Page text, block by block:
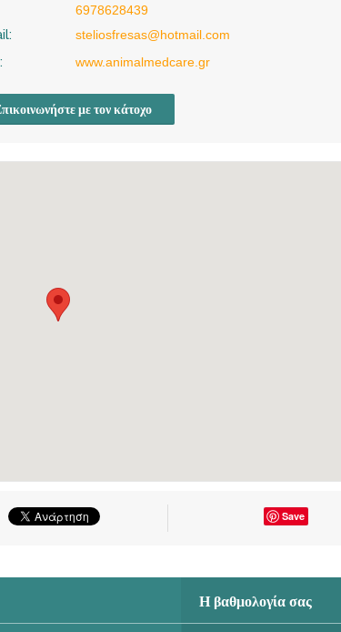
6978628439
steliosfresas@hotmail.com
www.animalmedcare.gr
με τον κάτοχο
Save
Η βαθμολογία σας